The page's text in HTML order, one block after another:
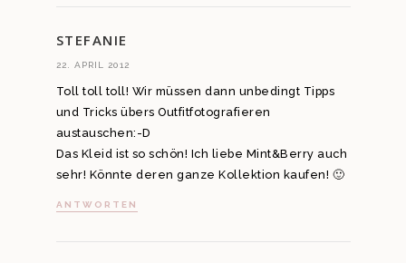
STEFANIE
22. APRIL 2012
Toll toll toll! Wir müssen dann unbedingt Tipps
und Tricks übers Outfitfotografieren
austauschen:-D
Das Kleid ist so schön! Ich liebe Mint&Berry auch
sehr! Könnte deren ganze Kollektion kaufen! 🙂
ANTWORTEN